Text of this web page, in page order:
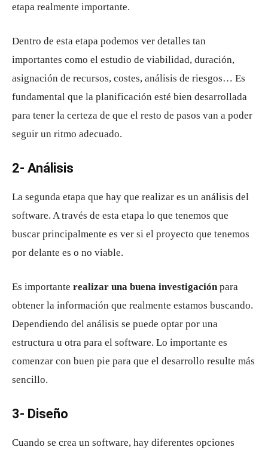
etapa realmente importante.
Dentro de esta etapa podemos ver detalles tan
importantes como el estudio de viabilidad, duración,
asignación de recursos, costes, análisis de riesgos… Es
fundamental que la planificación esté bien desarrollada
para tener la certeza de que el resto de pasos van a poder
seguir un ritmo adecuado.
2- Análisis
La segunda etapa que hay que realizar es un análisis del
software. A través de esta etapa lo que tenemos que
buscar principalmente es ver si el proyecto que tenemos
por delante es o no viable.
Es importante realizar una buena investigación para
obtener la información que realmente estamos buscando.
Dependiendo del análisis se puede optar por una
estructura u otra para el software. Lo importante es
comenzar con buen pie para que el desarrollo resulte más
sencillo.
3- Diseño
Cuando se crea un software, hay diferentes opciones